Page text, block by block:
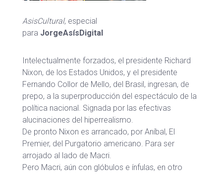
AsisCultural, especial
para JorgeAsísDigital
Intelectualmente forzados, el presidente Richard
Nixon, de los Estados Unidos, y el presidente
Fernando Collor de Mello, del Brasil, ingresan, de
prepo, a la superproducción del espectáculo de la
política nacional. Signada por las efectivas
alucinaciones del hiperrealismo.
De pronto Nixon es arrancado, por Aníbal, El
Premier, del Purgatorio americano. Para ser
arrojado al lado de Macri.
Pero Macri, aún con glóbulos e ínfulas, en otro